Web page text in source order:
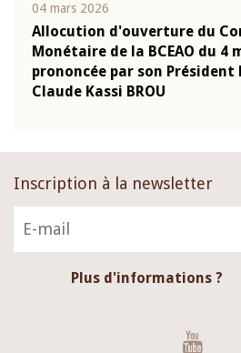
04 mars 2026
Allocution d'ouverture du
Monétaire de la BCEAO du 4
prononcée par son Président
Claude Kassi BROU
Inscription à la newsletter
Plus d'informations ?